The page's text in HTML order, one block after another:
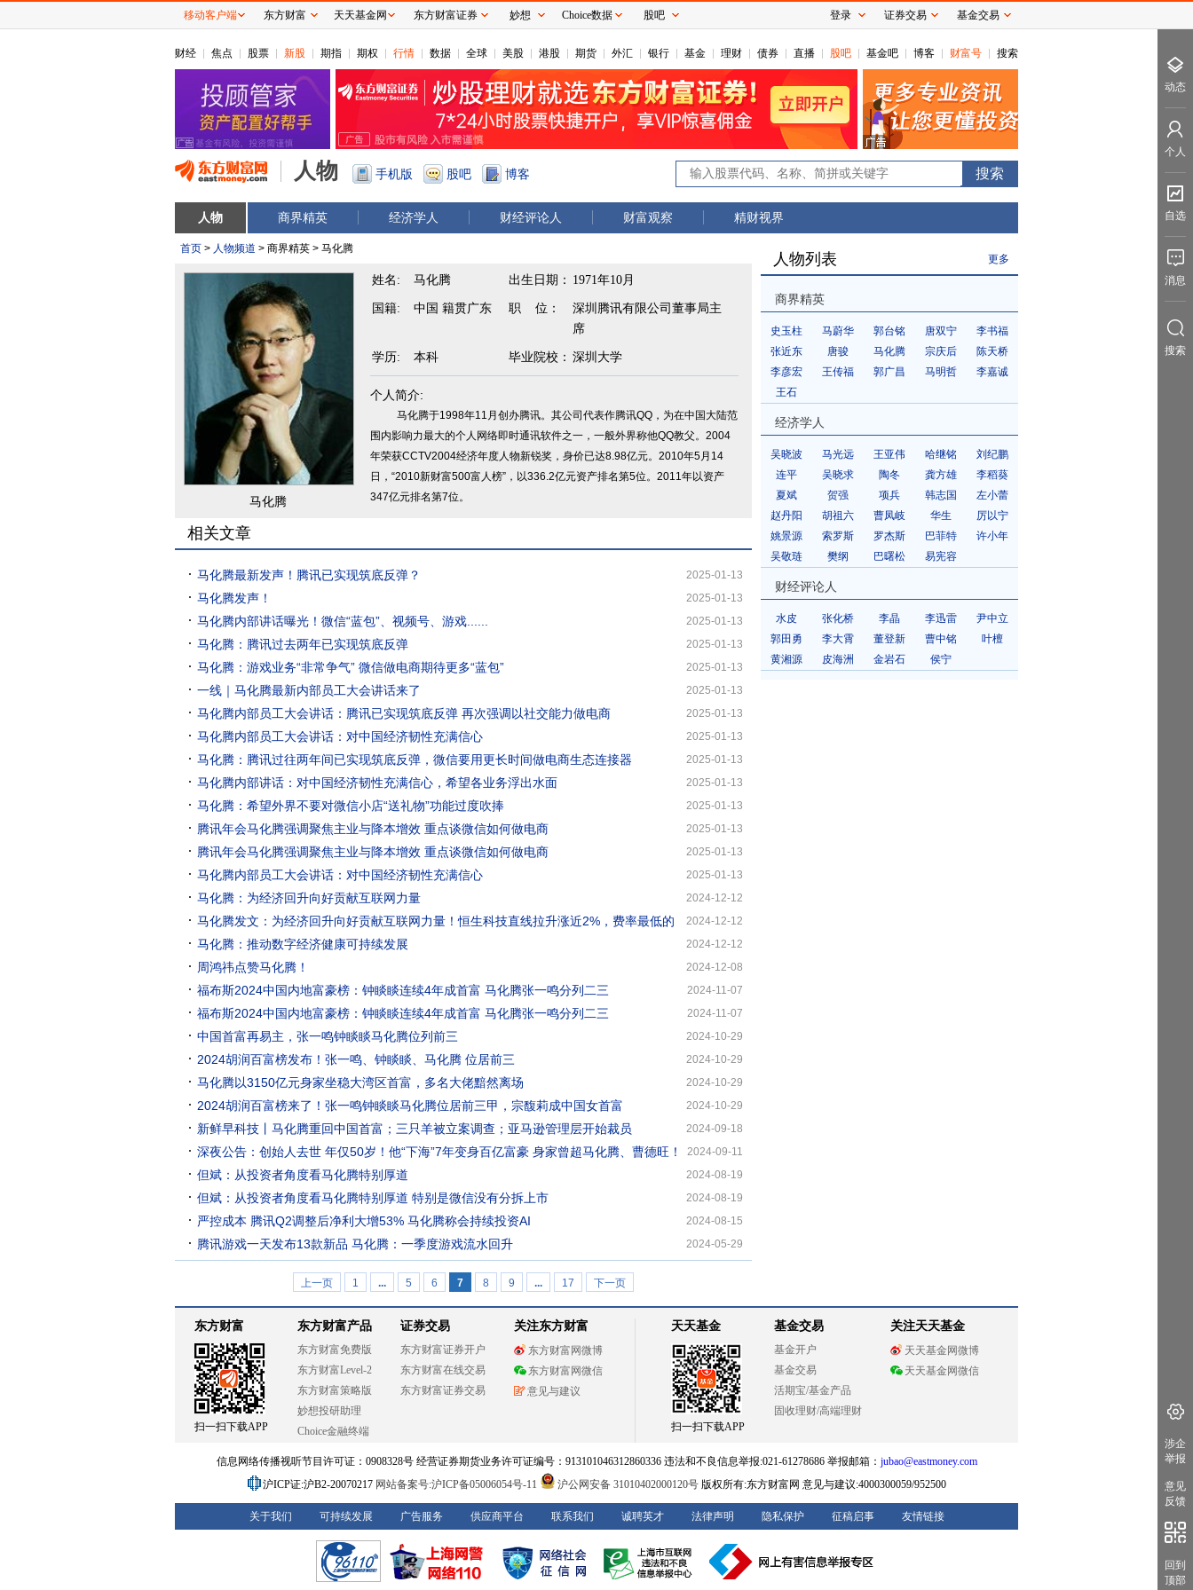
财经 焦点 股票 新股 期指 期权 行情 数据 全球 美股 港股 期货 外汇 银行 基金 理财 债券 直播 股吧 基金吧 博客 财富号 搜索
人物 手机版 股吧 博客
人物 商界精英 经济学人 财经评论人 财富观察 精财视界
首页 > 人物频道 > 商界精英 > 马化腾
马化腾
姓名: 马化腾 出生日期： 1971年10月
国籍: 中国 籍贯广东 职 位：
深圳腾讯有限公司董事局主
席
学历: 本科 毕业院校： 深圳大学
个人简介:
马化腾于1998年11月创办腾讯。其公司代表作腾讯QQ，为在中国大陆范
围内影响力最大的个人网络即时通讯软件之一，一般外界称他QQ教父。2004
年荣获CCTV2004经济年度人物新锐奖，身价已达8.98亿元。2010年5月14
日，“2010新财富500富人榜”，以336.2亿元资产排名第5位。2011年以资产
347亿元排名第7位。
相关文章
2025-01-13
马化腾最新发声！腾讯已实现筑底反弹？
2025-01-13
马化腾发声！
2025-01-13
马化腾内部讲话曝光！微信“蓝包”、视频号、游戏......
2025-01-13
马化腾：腾讯过去两年已实现筑底反弹
2025-01-13
马化腾：游戏业务“非常争气” 微信做电商期待更多“蓝包”
2025-01-13
一线｜马化腾最新内部员工大会讲话来了
2025-01-13
马化腾内部员工大会讲话：腾讯已实现筑底反弹 再次强调以社交能力做电商
2025-01-13
马化腾内部员工大会讲话：对中国经济韧性充满信心
2025-01-13
马化腾：腾讯过往两年间已实现筑底反弹，微信要用更长时间做电商生态连接器
2025-01-13
马化腾内部讲话：对中国经济韧性充满信心，希望各业务浮出水面
2025-01-13
马化腾：希望外界不要对微信小店“送礼物”功能过度吹捧
2025-01-13
腾讯年会马化腾强调聚焦主业与降本增效 重点谈微信如何做电商
2025-01-13
腾讯年会马化腾强调聚焦主业与降本增效 重点谈微信如何做电商
2025-01-13
马化腾内部员工大会讲话：对中国经济韧性充满信心
2024-12-12
马化腾：为经济回升向好贡献互联网力量
2024-12-12
马化腾发文：为经济回升向好贡献互联网力量！恒生科技直线拉升涨近2%，费率最低的
恒生科技ETF基金(513260)年内份额增长率同类第一
2024-12-12
马化腾：推动数字经济健康可持续发展
2024-12-08
周鸿祎点赞马化腾！
2024-11-07
福布斯2024中国内地富豪榜：钟睒睒连续4年成首富 马化腾张一鸣分列二三
2024-11-07
福布斯2024中国内地富豪榜：钟睒睒连续4年成首富 马化腾张一鸣分列二三
2024-10-29
中国首富再易主，张一鸣钟睒睒马化腾位列前三
2024-10-29
2024胡润百富榜发布！张一鸣、钟睒睒、马化腾 位居前三
2024-10-29
马化腾以3150亿元身家坐稳大湾区首富，多名大佬黯然离场
2024-10-29
2024胡润百富榜来了！张一鸣钟睒睒马化腾位居前三甲，宗馥莉成中国女首富
2024-09-18
新鲜早科技丨马化腾重回中国首富；三只羊被立案调查；亚马逊管理层开始裁员
2024-09-11
深夜公告：创始人去世 年仅50岁！他“下海”7年变身百亿富豪 身家曾超马化腾、曹德旺！
公司股价大跌 上半年净亏3.5亿元
2024-08-19
但斌：从投资者角度看马化腾特别厚道
2024-08-19
但斌：从投资者角度看马化腾特别厚道 特别是微信没有分拆上市
2024-08-15
严控成本 腾讯Q2调整后净利大增53% 马化腾称会持续投资AI
2024-05-29
腾讯游戏一天发布13款新品 马化腾：一季度游戏流水回升
上一页 1 ... 5 6 7 8 9 ... 17 下一页
人物列表 更多
商界精英
史玉柱 马蔚华 郭台铭 唐双宁
李书福
张近东
唐骏 马化腾 宗庆后
陈天桥
李彦宏
王传福 郭广昌 马明哲
李嘉诚
王石
经济学人
吴晓波 马光远 王亚伟 哈继铭
刘纪鹏
连平
吴晓求 陶冬 龚方雄
李稻葵
夏斌
贺强 项兵 韩志国
左小蕾
赵丹阳
胡祖六 曹凤岐 华生
厉以宁
姚景源
索罗斯 罗杰斯 巴菲特
许小年
吴敬琏
樊纲 巴曙松 易宪容
财经评论人
水皮 张化桥 李晶 李迅雷
尹中立
郭田勇
李大霄 董登新 曹中铭
叶檀
黄湘源
皮海洲 金岩石 侯宁
东方财富
扫一扫下载APP
东方财富产品
东方财富免费版
东方财富Level-2
东方财富策略版
妙想投研助理
Choice金融终端
证券交易
东方财富证券开户
东方财富在线交易
东方财富证券交易
关注东方财富
东方财富网微博
东方财富网微信
意见与建议
天天基金
扫一扫下载APP
基金交易
基金开户
基金交易
活期宝/基金产品
固收理财/高端理财
关注天天基金
天天基金网微博
天天基金网微信
信息网络传播视听节目许可证：0908328号 经营证券期货业务许可证编号：913101046312860336 违法和不良信息举报:021-61278686 举报邮箱： jubao@eastmoney.com
沪ICP证:沪B2-20070217 网站备案号:沪ICP备05006054号-11 沪公网安备 31010402000120号版权所有:东方财富网 意见与建议:4000300059/952500
关于我们 可持续发展 广告服务 供应商平台 联系我们 诚聘英才 法律声明 隐私保护 征稿启事 友情链接
移动客户端 东方财富 天天基金网 东方财富证券 妙想 Choice数据 股吧 登录 证券交易 基金交易
动态
个人
自选
消息
搜索
涉企
举报
意见
反馈
回到
顶部